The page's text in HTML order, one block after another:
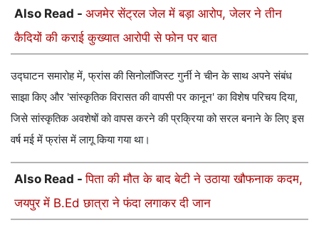
Also Read - अजमेर सेंट्रल जेल में बड़ा आरोप, जेलर ने तीन
कैदियों की कराई कुख्यात आरोपी से फोन पर बात
उद्घाटन समारोह में, फ्रांस की सिनोलॉजिस्ट गुर्नी ने चीन के साथ अपने संबंध
साझा किए और 'सांस्कृतिक विरासत की वापसी पर कानून' का विशेष परिचय दिया,
जिसे सांस्कृतिक अवशेषों को वापस करने की प्रक्रिया को सरल बनाने के लिए इस
वर्ष मई में फ्रांस में लागू किया गया था।
Also Read -पिता की मौत के बाद बेटी ने उठाया खौफनाक कदम,
जयपुर में B.Ed छात्रा ने फंदा लगाकर दी जान